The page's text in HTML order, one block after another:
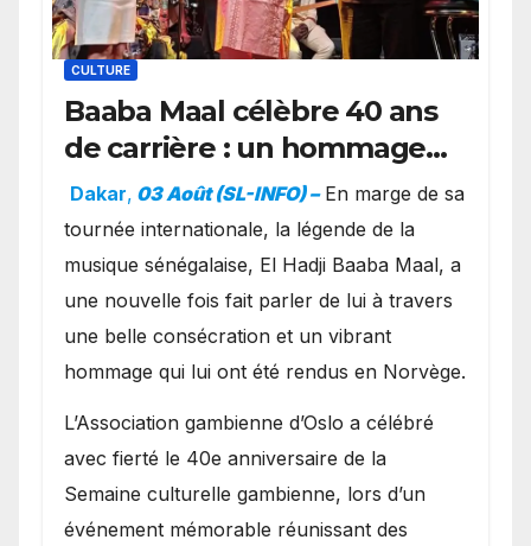
CULTURE
Baaba Maal célèbre 40 ans
de carrière : un hommage
exceptionnel à Oslo en
présence de la famille
royale.
Dakar, 03 Août (SL-INFO) – ​En marge de sa
tournée internationale, la légende de la
musique sénégalaise, El Hadji Baaba Maal, a
une nouvelle fois fait parler de lui à travers
une belle consécration et un vibrant
hommage qui lui ont été rendus en Norvège.
​L’Association gambienne d’Oslo a célébré
avec fierté le 40e anniversaire de la
Semaine culturelle gambienne, lors d’un
événement mémorable réunissant des